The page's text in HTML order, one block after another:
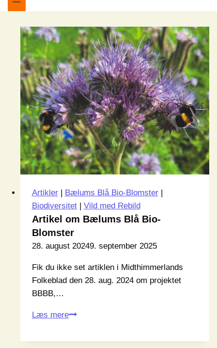
Artikler| Bælums Blå Bio-Blomster|
Biodiversitet| Vild med Rebild
Artikel om Bælums Blå Bio-
Blomster
28. august 20249. september 2025
Fik du ikke set artiklen i Midthimmerlands
Folkeblad den 28. aug. 2024 om projektet
BBBB,…
Læs mereArtikel
Bælums